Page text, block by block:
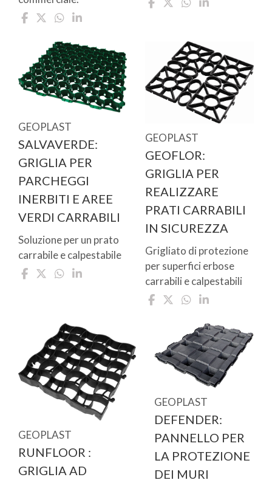
GEOPLAST
SALVAVERDE:
GRIGLIA PER
PARCHEGGI
INERBITI E AREE
VERDI CARRABILI
Soluzione per un prato
carrabile e calpestabile
GEOPLAST
GEOFLOR:
GRIGLIA PER
REALIZZARE
PRATI CARRABILI
IN SICUREZZA
Grigliato di protezione
per superfici erbose
carrabili e calpestabili
GEOPLAST
RUNFLOOR :
GRIGLIA AD
GEOPLAST
DEFENDER:
PANNELLO PER
LA PROTEZIONE
DEI MURI